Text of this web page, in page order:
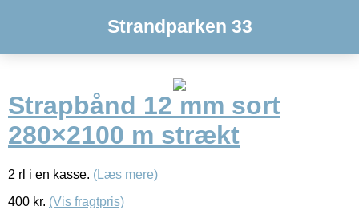
Strandparken 33
Strapbånd 12 mm sort
280×2100 m strækt
2 rl i en kasse. (Læs mere)
400 kr. (Vis fragtpris)